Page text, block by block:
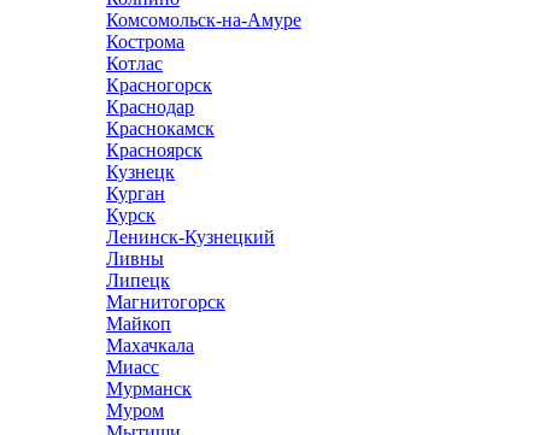
Комсомольск-на-Амуре
Кострома
Котлас
Красногорск
Краснодар
Краснокамск
Красноярск
Кузнецк
Курган
Курск
Ленинск-Кузнецкий
Ливны
Липецк
Магнитогорск
Майкоп
Махачкала
Миасс
Мурманск
Муром